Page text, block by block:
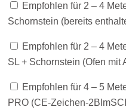
Empfohlen für 2 – 4
Schornstein (bereits
Empfohlen für 2 – 4
SL + Schornstein (Ofen mit
Empfohlen für 4 – 5
PRO (CE-Zeichen-